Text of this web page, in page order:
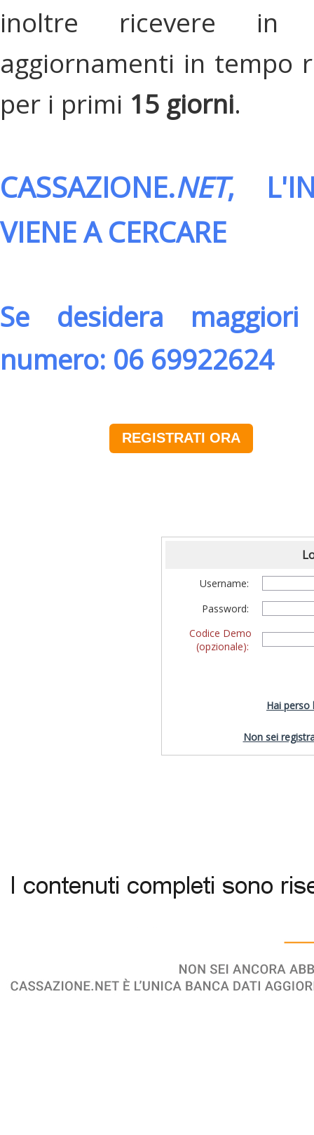
inoltre ricevere in
aggiornamenti in tempo
per i primi 15 giorni.
CASSAZIONE.NET,
VIENE A CERCARE
Se desidera
numero: 06 69922624
REGISTRATI ORA
Username:
Password:
Codice Demo
(opzionale):
Hai perso
Non sei